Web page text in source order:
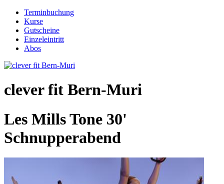
Terminbuchung
Kurse
Gutscheine
Einzeleintritt
Abos
clever fit Bern-Muri
Les Mills Tone 30'
Schnupperabend